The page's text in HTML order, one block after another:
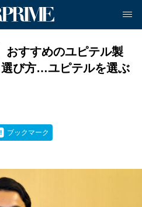
おすすめのユピテル製
び方…ユピテルを選ぶ
ブックマーク